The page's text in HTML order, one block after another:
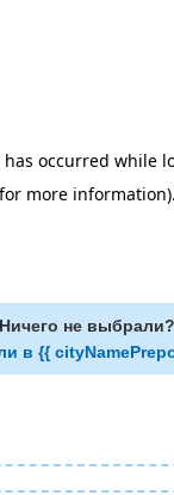
Ничего не выбрали?
в {{